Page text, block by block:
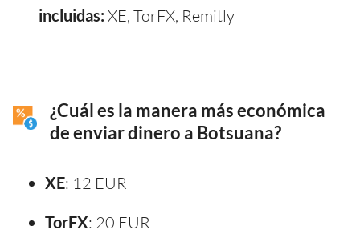
incluidas: XE, TorFX, Remitly
¿Cuál es la manera más económica
de enviar dinero a Botsuana?
XE: 12 EUR
TorFX: 20 EUR